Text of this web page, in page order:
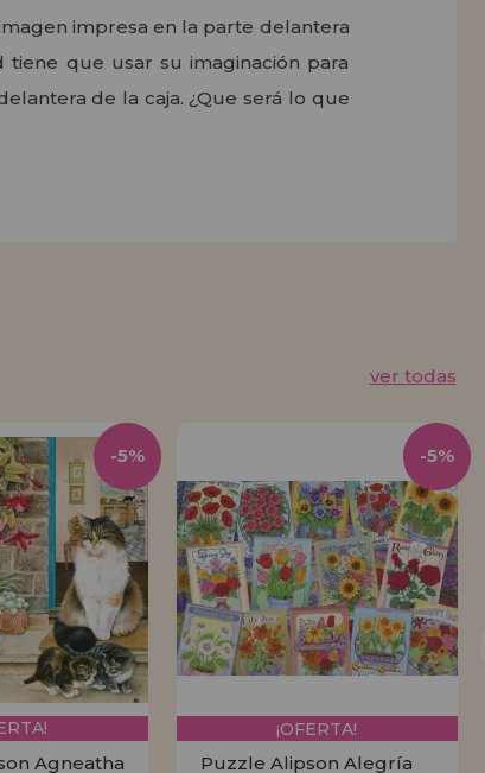
impresa en la parte delantera
que usar su imaginación para
de la caja. ¿Que será lo que
ver todas
Agneatha
-5%
¡OFERTA!
Puzzle Alipson Alegría
-5%